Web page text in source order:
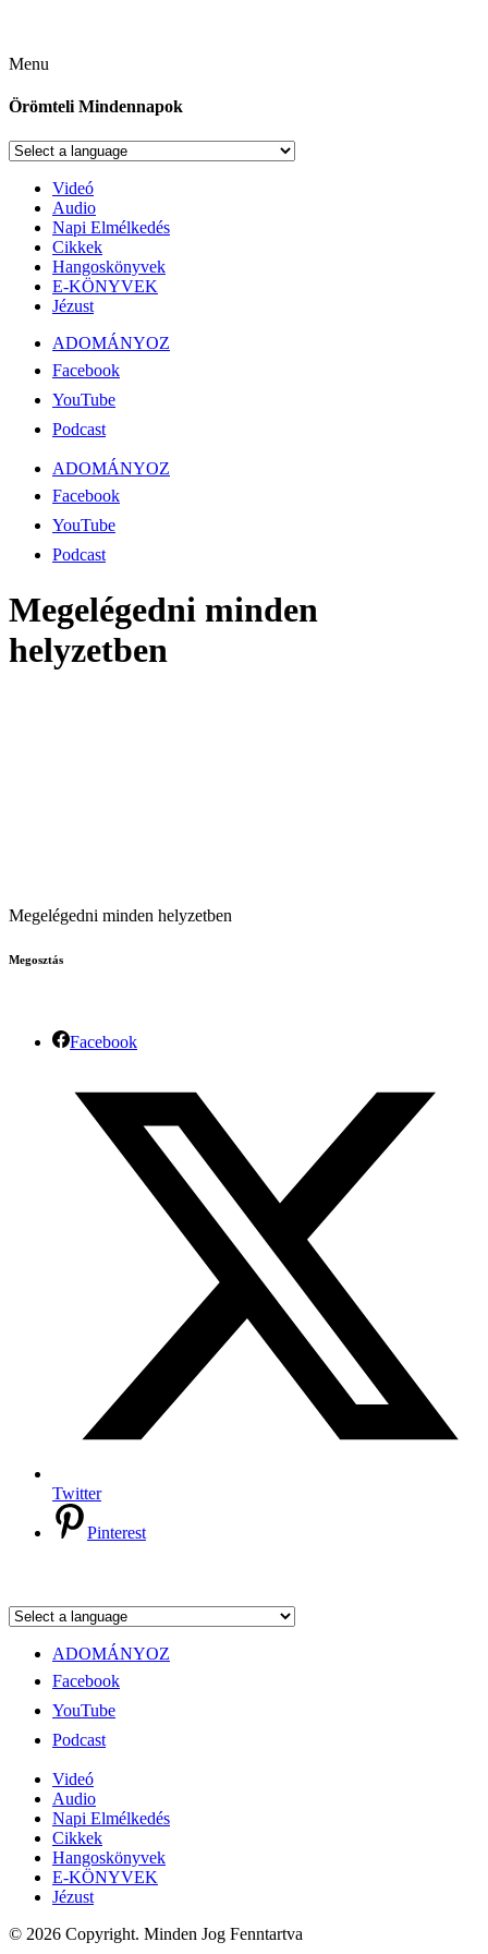
Menu
Örömteli Mindennapok
Videó
Audio
Napi Elmélkedés
Cikkek
Hangoskönyvek
E-KÖNYVEK
Jézust
ADOMÁNYOZ
Facebook
YouTube
Podcast
ADOMÁNYOZ
Facebook
YouTube
Podcast
Megelégedni minden
helyzetben
Megelégedni minden helyzetben
Megosztás
Facebook
Twitter
Pinterest
ADOMÁNYOZ
Facebook
YouTube
Podcast
Videó
Audio
Napi Elmélkedés
Cikkek
Hangoskönyvek
E-KÖNYVEK
Jézust
© 2026 Copyright. Minden Jog Fenntartva